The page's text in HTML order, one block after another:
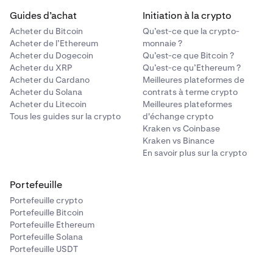
Guides d’achat
Acheter du Bitcoin
Acheter de l’Ethereum
Acheter du Dogecoin
Acheter du XRP
Acheter du Cardano
Acheter du Solana
Acheter du Litecoin
Tous les guides sur la crypto
Initiation à la crypto
Qu’est-ce que la crypto-
monnaie ?
Qu’est-ce que Bitcoin ?
Qu’est-ce qu’Ethereum ?
Meilleures plateformes de
contrats à terme crypto
Meilleures plateformes
d'échange crypto
Kraken vs Coinbase
Kraken vs Binance
En savoir plus sur la crypto
Portefeuille
Portefeuille crypto
Portefeuille Bitcoin
Portefeuille Ethereum
Portefeuille Solana
Portefeuille USDT